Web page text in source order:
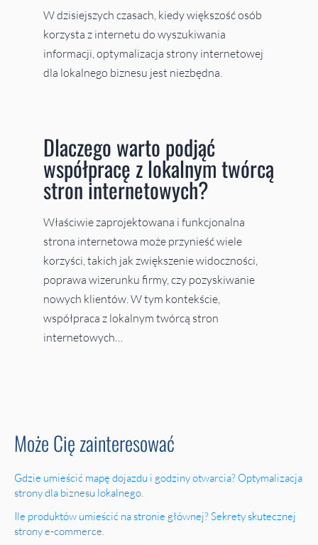
W dzisiejszych czasach, kiedy większość osób
korzysta z internetu do wyszukiwania
informacji, optymalizacja strony internetowej
dla lokalnego biznesu jest niezbędna.
Dlaczego warto podjąć
współpracę z lokalnym twórcą
stron internetowych?
Właściwie zaprojektowana i funkcjonalna
strona internetowa może przynieść wiele
korzyści, takich jak zwiększenie widoczności,
poprawa wizerunku firmy, czy pozyskiwanie
nowych klientów. W tym kontekście,
współpraca z lokalnym twórcą stron
internetowych…
Może Cię zainteresować
Gdzie umieścić mapę dojazdu i godziny otwarcia? Optymalizacja
strony dla biznesu lokalnego.
Ile produktów umieścić na stronie głównej? Sekrety skutecznej
strony e-commerce.